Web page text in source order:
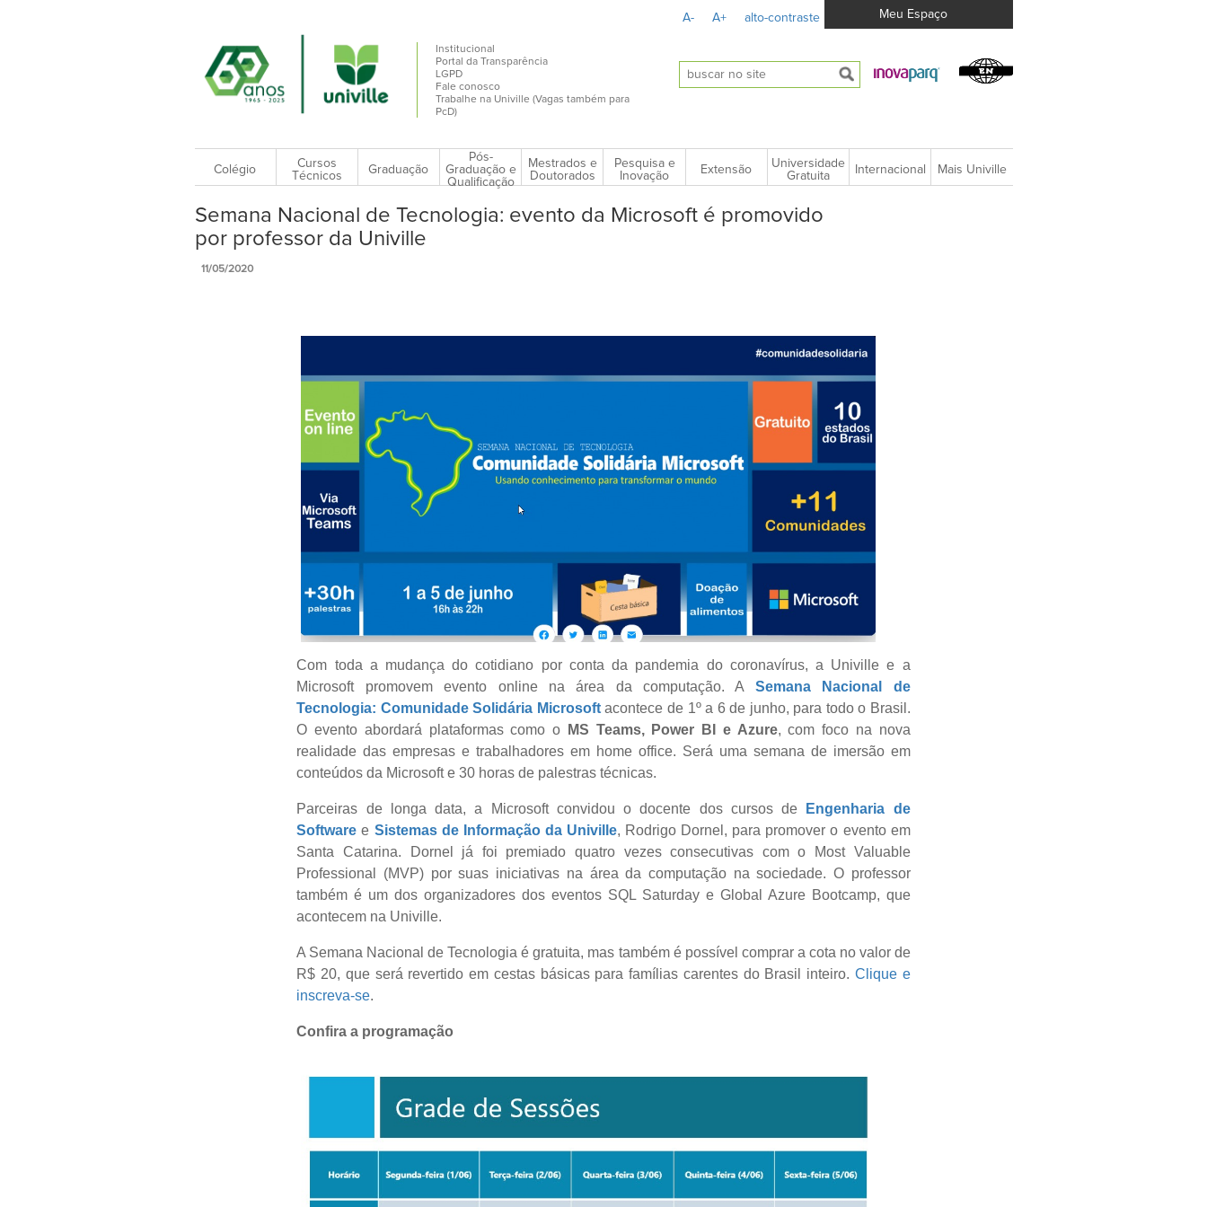
A- A+ alto-contraste Meu Espaço
Institucional
Portal da Transparência
LGPD
Fale conosco
Trabalhe na Univille (Vagas também para
PcD)
Colégio
Cursos
Técnicos
Graduação
Pós-
Graduação e
Qualificação
Mestrados e
Doutorados
Pesquisa e
Inovação
Extensão
Universidade
Gratuita
Internacional Mais Univille
Semana Nacional de Tecnologia: evento da Microsoft é promovido
por professor da Univille
11/05/2020
Com toda a mudança do cotidiano por conta da pandemia do coronavírus, a Univille e a
Microsoft promovem evento online na área da computação. A Semana Nacional de
Tecnologia: Comunidade Solidária Microsoft acontece de 1º a 6 de junho, para todo o Brasil.
O evento abordará plataformas como o
MS Teams, Power BI e Azure, com foco na nova
realidade das empresas e trabalhadores em home office. Será uma semana de imersão em
conteúdos da Microsoft e 30 horas de palestras técnicas.
Parceiras de longa data, a Microsoft convidou o docente dos cursos de
Engenharia de
Software e Sistemas de Informação da Univille, Rodrigo Dornel, para promover o evento em
Santa Catarina. Dornel já foi premiado quatro vezes consecutivas com o Most Valuable
Professional (MVP) por suas iniciativas na área da computação na sociedade. O professor
também é um dos organizadores dos eventos SQL Saturday e Global Azure Bootcamp, que
acontecem na Univille.
A Semana Nacional de Tecnologia é gratuita, mas também é possível comprar a cota no valor de
R$ 20, que será revertido em cestas básicas para famílias carentes do Brasil inteiro. Clique e
inscreva-se.
Confira a programação